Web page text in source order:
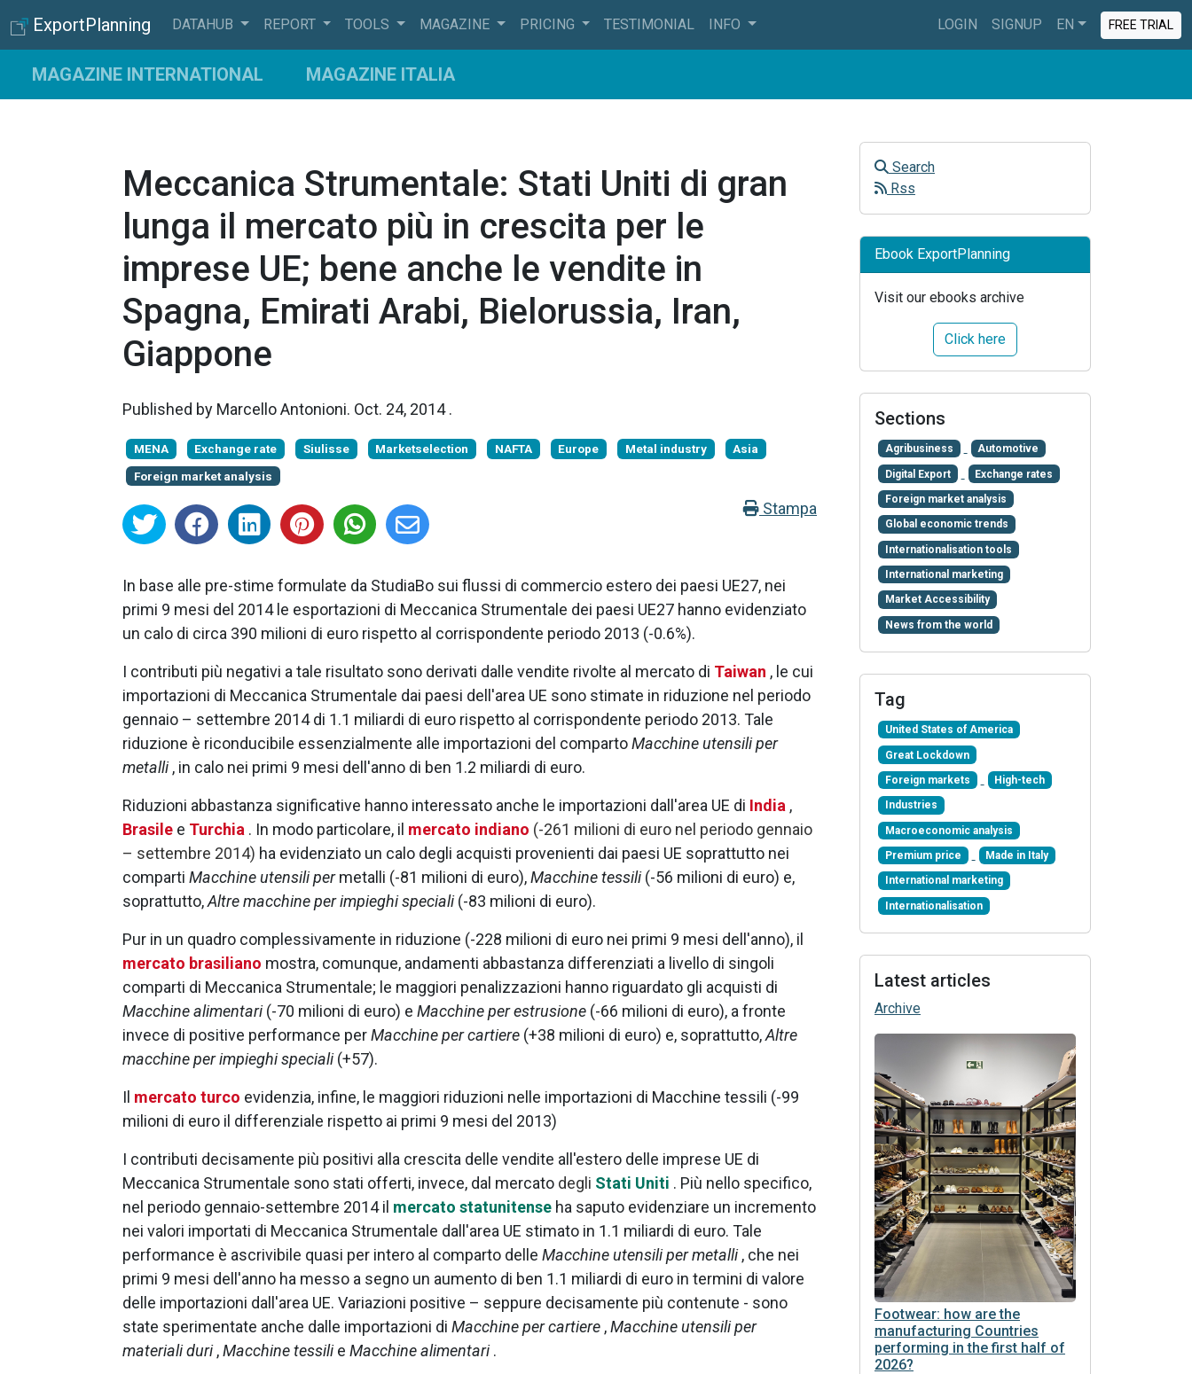
ExportPlanning DATAHUB REPORT TOOLS MAGAZINE PRICING TESTIMONIAL INFO LOGIN SIGNUP EN FREE TRIAL
MAGAZINE INTERNATIONAL MAGAZINE ITALIA
Meccanica Strumentale: Stati Uniti di gran
lunga il mercato più in crescita per le
imprese UE; bene anche le vendite in
Spagna, Emirati Arabi, Bielorussia, Iran,
Giappone
Published by Marcello Antonioni. Oct. 24, 2014.
MENA Exchange rate Siulisse Marketselection NAFTA Europe Metal industry
Asia
Foreign market analysis
Stampa
In base alle pre-stime formulate da StudiaBo sui flussi di commercio estero dei paesi UE27, nei
primi 9 mesi del 2014 le esportazioni di Meccanica Strumentale dei paesi UE27 hanno evidenziato
un calo di circa 390 milioni di euro rispetto al corrispondente periodo 2013 (-0.6%).
I contributi più negativi a tale risultato sono derivati dalle vendite rivolte al mercato di Taiwan , le cui
importazioni di Meccanica Strumentale dai paesi dell'area UE sono stimate in riduzione nel periodo
gennaio – settembre 2014 di 1.1 miliardi di euro rispetto al corrispondente periodo 2013. Tale
riduzione è riconducibile essenzialmente alle importazioni del compartoMacchine utensili per
metalli, in calo nei primi 9 mesi dell'anno di ben 1.2 miliardi di euro.
Riduzioni abbastanza significative hanno interessato anche le importazioni dall'area UE di India ,
Brasile e Turchia . In modo particolare, il mercato indiano (-261 milioni di euro nel periodo gennaio
– settembre 2014) ha evidenziato un calo degli acquisti provenienti dai paesi UE soprattutto nei
comparti Macchine utensili permetalli (-81 milioni di euro),Macchine tessili(-56 milioni di euro) e,
soprattutto,Altre macchine per impieghi speciali(-83 milioni di euro).
Pur in un quadro complessivamente in riduzione (-228 milioni di euro nei primi 9 mesi dell'anno), il
mercato brasiliano mostra, comunque, andamenti abbastanza differenziati a livello di singoli
comparti di Meccanica Strumentale; le maggiori penalizzazioni hanno riguardato gli acquisti di
Macchine alimentari(-70 milioni di euro) e Macchine per estrusione (-66 milioni di euro), a fronte
invece di positive performance perMacchine per cartiere (+38 milioni di euro) e, soprattutto,Altre
macchine per impieghi speciali(+57).
Il mercato turco evidenzia, infine, le maggiori riduzioni nelle importazioni di Macchine tessili (-99
milioni di euro il differenziale rispetto ai primi 9 mesi del 2013)
I contributi decisamente più positivi alla crescita delle vendite all'estero delle imprese UE di
Meccanica Strumentale sono stati offerti, invece, dal mercato degli Stati Uniti . Più nello specifico,
nel periodo gennaio-settembre 2014 il mercato statunitense ha saputo evidenziare un incremento
nei valori importati di Meccanica Strumentale dall'area UE stimato in 1.1 miliardi di euro. Tale
performance è ascrivibile quasi per intero al comparto delle Macchine utensili per metalli, che nei
primi 9 mesi dell'anno ha messo a segno un aumento di ben 1.1 miliardi di euro in termini di valore
delle importazioni dall'area UE. Variazioni positive – seppure decisamente più contenute - sono
state sperimentate anche dalle importazioni di Macchine per cartiere ,Macchine utensili per
materiali duri,Macchine tessilie Macchine alimentari.
Search
Rss
Ebook ExportPlanning
Visit our ebooks archive
Click here
Sections
Agribusiness Automotive
Digital Export Exchange rates
Foreign market analysis
Global economic trends
Internationalisation tools
International marketing
Market Accessibility
News from the world
Tag
United States of America
Great Lockdown
Foreign markets High-tech
Industries
Macroeconomic analysis
Premium price Made in Italy
International marketing
Internationalisation
Latest articles
Archive
Footwear: how are the
manufacturing Countries
performing in the first half of
2026?